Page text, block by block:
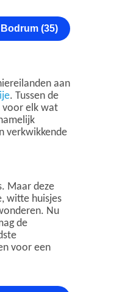
(35)
aan
. Tussen de
voor elk wat
verkwikkende
Maar deze
witte huisjes
Nu
de
voor een